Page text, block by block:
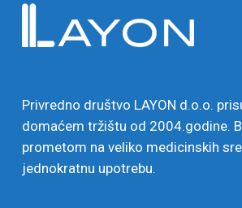
Privredno društvo LAYON d.o.o.
domaćem tržištu od 2004.godine.
prometom na veliko medicinskih
jednokratnu upotrebu.